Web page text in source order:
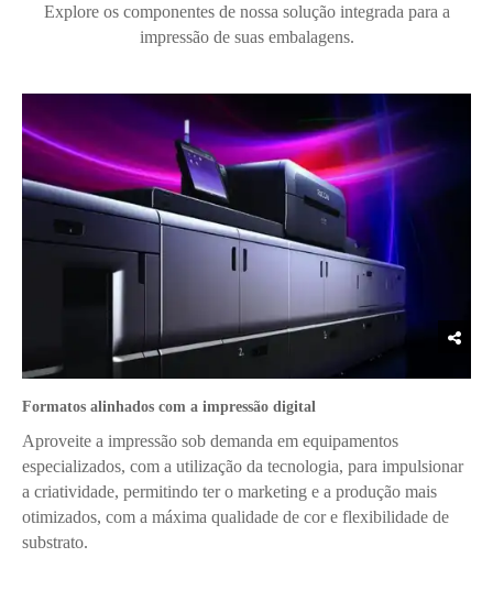
Explore os componentes de nossa solução integrada para a
impressão de suas embalagens.
Formatos alinhados com a impressão digital
Aproveite a impressão sob demanda em equipamentos
especializados, com a utilização da tecnologia, para impulsionar
a criatividade, permitindo ter o marketing e a produção mais
otimizados, com a máxima qualidade de cor e flexibilidade de
substrato.